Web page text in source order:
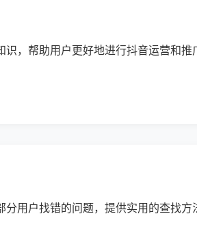
，帮助用户更好地进行抖音运营和推
用户找错的问题，提供实用的查找方